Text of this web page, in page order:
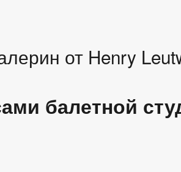
от Henry
балетной